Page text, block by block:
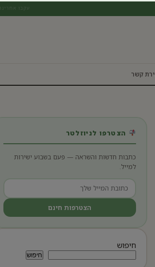
עקבו אחרינו
קשר
הצטרפו לניוזלטר
כתבות חדשות והשראה — פעם בשבוע ישירות
למייל.
הצטרפות חינם
חיפוש
חיפוש